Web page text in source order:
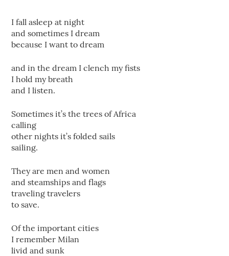
I fall asleep at night
and sometimes I dream
because I want to dream
and in the dream I clench my fists
I hold my breath
and I listen.
Sometimes it’s the trees of Africa
calling
other nights it’s folded sails
sailing.
They are men and women
and steamships and flags
traveling travelers
to save.
Of the important cities
I remember Milan
livid and sunk